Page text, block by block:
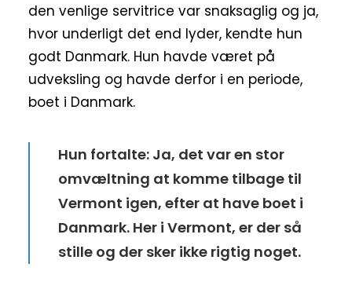
den venlige servitrice var snaksaglig og ja,
hvor underligt det end lyder, kendte hun
godt Danmark. Hun havde været på
udveksling og havde derfor i en periode,
boet i Danmark.
Hun fortalte: Ja, det var en stor
omvæltning at komme tilbage til
Vermont igen, efter at have boet i
Danmark. Her i Vermont, er der så
stille og der sker ikke rigtig noget.